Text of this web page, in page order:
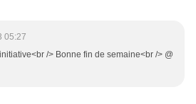
05:27
/> Bonne fin de semaine<br /> @